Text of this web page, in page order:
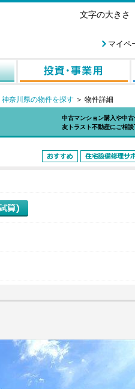
文字の大きさ
マイペ
神奈川県の物件を探す ＞ 物件詳細
中古マンション購入や中
友トラスト不動産にご相